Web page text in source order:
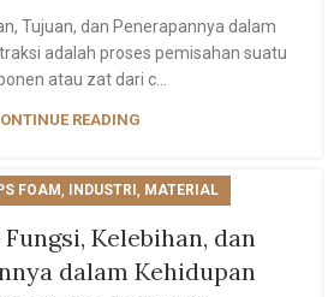
Tujuan, dan Penerapannya dalam
adalah proses pemisahan suatu
atau zat dari c...
READING
FOAM, INDUSTRI , MATERIAL
Fungsi, Kelebihan, dan
dalam Kehidupan